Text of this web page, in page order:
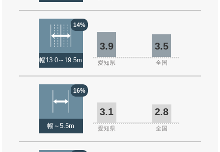
14%
幅13.0～19.5m
3.9 3.5
愛知県 全国
16%
幅～5.5m
3.1 2.8
愛知県 全国